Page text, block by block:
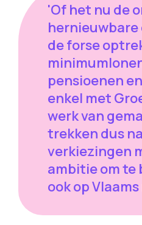
'Of het nu de
hernieuwbare
de forse
pensioenen
enkel met
werk van
trekken dus
verkiezingen
ambitie om te
ook op